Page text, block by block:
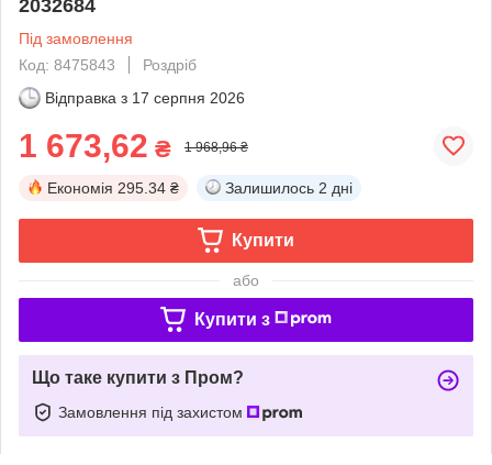
2032684
Під замовлення
Код: 8475843
Роздріб
Відправка з 17 серпня 2026
1 673,62 ₴ 1 968,96 ₴
Економія 295.34 ₴ Залишилось 2 дні
Купити
або
Купити з
Що таке купити з Пром?
Замовлення під захистом